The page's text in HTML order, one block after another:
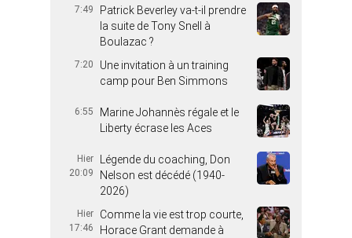
7:49
Patrick Beverley va-t-il prendre
la suite de Tony Snell à
Boulazac ?
7:20
Une invitation à un training
camp pour Ben Simmons
6:55
Marine Johannès régale et le
Liberty écrase les Aces
Hier
20:09
Légende du coaching, Don
Nelson est décédé (1940-
2026)
Hier
17:46
Comme la vie est trop courte,
Horace Grant demande à